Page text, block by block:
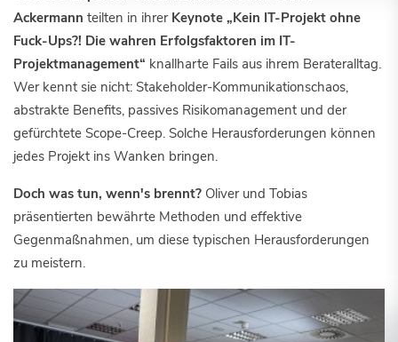
Ackermann teilten in ihrer Keynote „Kein IT-Projekt ohne
Fuck-Ups?! Die wahren Erfolgsfaktoren im IT-
Projektmanagement“ knallharte Fails aus ihrem Berateralltag.
Wer kennt sie nicht: Stakeholder-Kommunikationschaos,
abstrakte Benefits, passives Risikomanagement und der
gefürchtete Scope-Creep. Solche Herausforderungen können
jedes Projekt ins Wanken bringen.
Doch was tun, wenn's brennt? Oliver und Tobias
präsentierten bewährte Methoden und effektive
Gegenmaßnahmen, um diese typischen Herausforderungen
zu meistern.